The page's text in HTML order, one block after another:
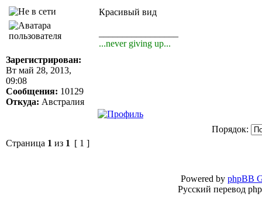
Зарегистрирован:
Вт май 28, 2013,
09:08
Сообщения: 10129
Откуда: Австралия
Красивый вид
...never giving up...
Порядок:
Страница 1 из 1 [ 1 ]
Powered by phpBB
Русский перевод